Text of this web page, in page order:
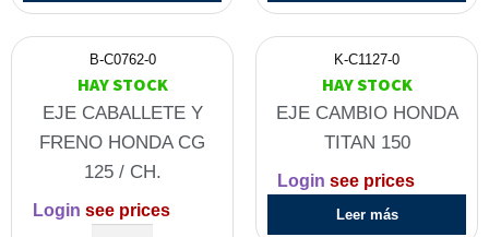
B-C0762-0
HAY STOCK
EJE CABALLETE Y
FRENO HONDA CG
125 / CH.
Login see prices
K-C1127-0
HAY STOCK
EJE CAMBIO HONDA
TITAN 150
Login see prices
Leer más